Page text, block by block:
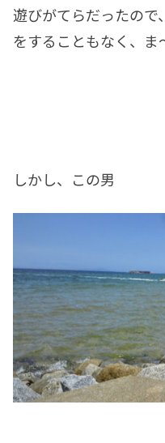
遊びがてらだったので
をすることもなく、
しかし、この男